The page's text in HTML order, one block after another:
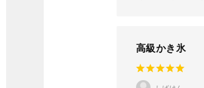
高級かき氷